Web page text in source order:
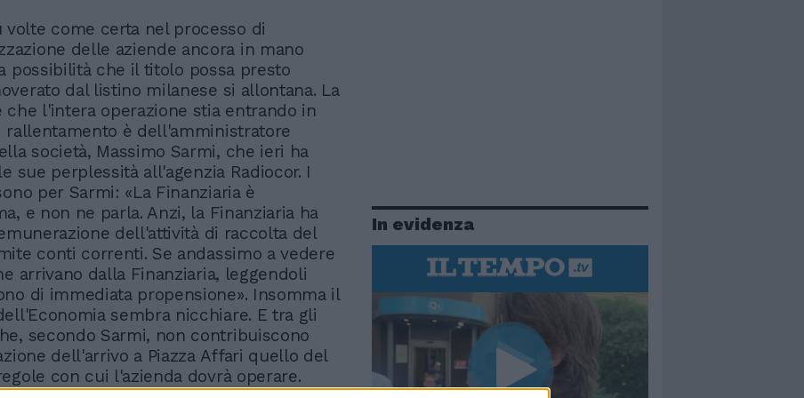
volte come certa nel processo di
delle aziende ancora in mano
possibilità che il titolo possa presto
dal listino milanese si allontana. La
che l'intera operazione stia entrando in
rallentamento è dell'amministratore
società, Massimo Sarmi, che ieri ha
sue perplessità all'agenzia Radiocor. I
per Sarmi: «La Finanziaria è
e non ne parla. Anzi, la Finanziaria ha
dell'attività di raccolta del
conti correnti. Se andassimo a vedere
arrivano dalla Finanziaria, leggendoli
di immediata propensione». Insomma il
sembra nicchiare. E tra gli
secondo Sarmi, non contribuiscono
dell'arrivo a Piazza Affari quello del
con cui l'azienda dovrà operare.
In evidenza